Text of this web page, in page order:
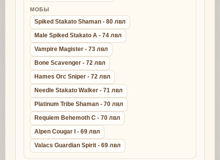
МОБЫ
Spiked Stakato Shaman - 80 лвл
Male Spiked Stakato A - 74 лвл
Vampire Magister - 73 лвл
Bone Scavenger - 72 лвл
Hames Orc Sniper - 72 лвл
Needle Stakato Walker - 71 лвл
Platinum Tribe Shaman - 70 лвл
Requiem Behemoth C - 70 лвл
Alpen Cougar I - 69 лвл
Valacs Guardian Spirit - 69 лвл